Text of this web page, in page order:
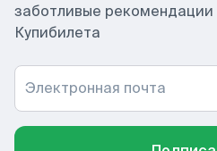
заботливые рекомендации
Купибилета
Электронная почта